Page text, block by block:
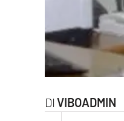
lacitymag.it
VIBOADMIN